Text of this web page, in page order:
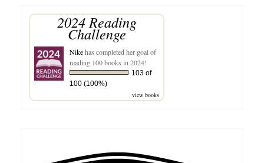
2024 Reading
Challenge
Nikehas completed her goal of
reading 100 books in 2024!
103 of
100 (100%)
view books